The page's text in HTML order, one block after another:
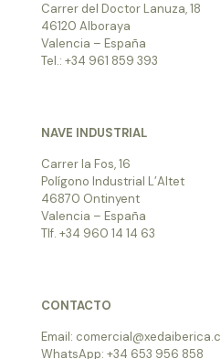
Carrer del Doctor Lanuza, 18
46120 Alboraya
Valencia – España
Tel.: +34 961 859 393
NAVE INDUSTRIAL
Carrer la Fos, 16
Polígono Industrial L’Altet
46870 Ontinyent
Valencia – España
Tlf. +34 960 14 14 63
CONTACTO
Email:
WhatsApp: +34 653 956 858